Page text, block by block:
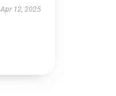
Apr 12, 2025